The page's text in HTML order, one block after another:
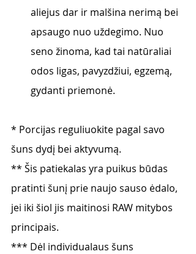
aliejus dar ir malšina nerimą bei
apsaugo nuo uždegimo. Nuo
seno žinoma, kad tai natūraliai
odos ligas, pavyzdžiui, egzemą,
gydanti priemonė.
* Porcijas reguliuokite pagal savo
šuns dydį bei aktyvumą.
** Šis patiekalas yra puikus būdas
pratinti šunį prie naujo sauso ėdalo,
jei iki šiol jis maitinosi RAW mitybos
principais.
*** Dėl individualaus šuns